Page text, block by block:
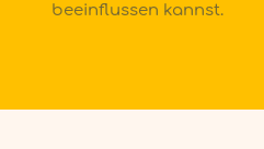
beeinflussen kannst.